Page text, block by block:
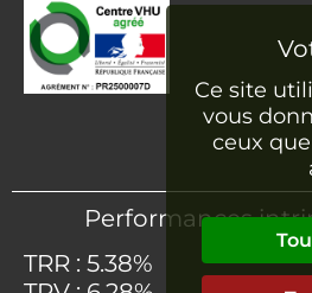
Performances
TRR : 5.38%
Ce site
vous
ceux